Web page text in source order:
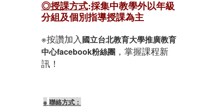
◎授課方式:採集中教學外以年級
分組及個別指導授課為主
※按讚加入 國立台北教育大學推廣教育
中心facebook粉絲團 ，掌握課程新
訊！
※ 聯絡方式：